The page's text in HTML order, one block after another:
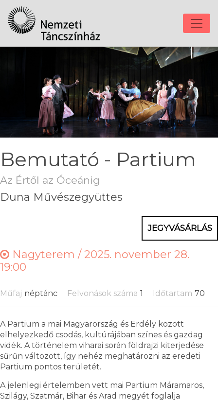
Bemutató - Partium
Az Értől az Óceánig
Duna Művészegyüttes
JEGYVÁSÁRLÁS
Nagyterem /2025. november 28.
19:00
Műfaj néptánc Felvonások száma 1 Időtartam 70
A Partium a mai Magyarország és Erdély között
elhelyezkedő csodás, kultúrájában színes és gazdag
vidék. A történelem viharai során földrajzi kiterjedése
sűrűn változott, így nehéz meghatározni az eredeti
Partium pontos területét.
A jelenlegi értelemben vett mai Partium Máramaros,
Szilágy, Szatmár, Bihar és Arad megyét foglalja